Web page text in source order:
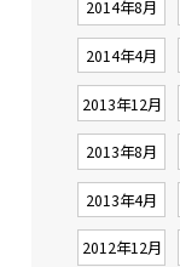
2014年8月
2014年4月
2013年12月
2013年8月
2013年4月
2012年12月